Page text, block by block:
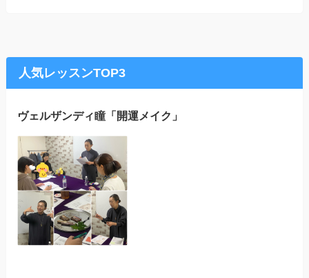
人気レッスンTOP3
ヴェルザンディ瞳「開運メイク」